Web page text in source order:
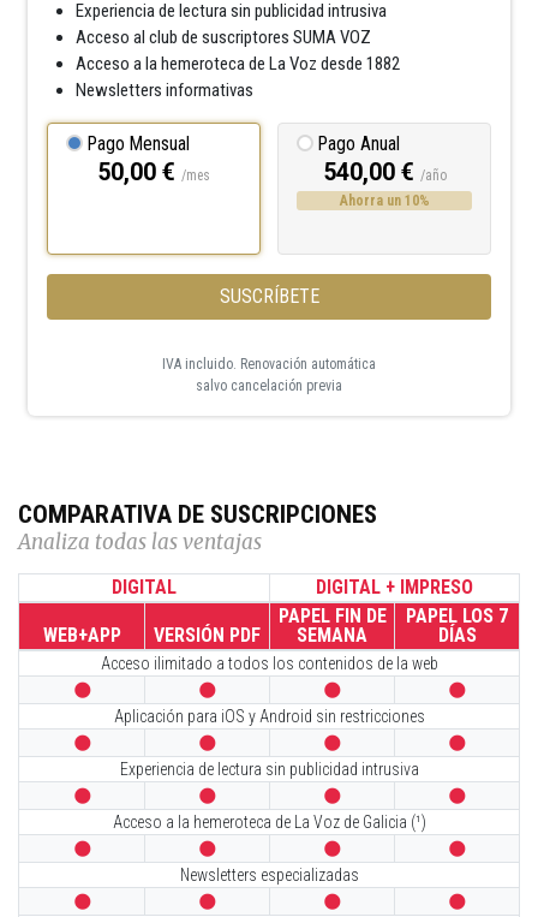
Experiencia de lectura sin publicidad intrusiva
Acceso al club de suscriptores SUMA VOZ
Acceso a la hemeroteca de La Voz desde 1882
Newsletters informativas
Pago Mensual
50,00 € /mes
Pago Anual
540,00 € /año
Ahorra un 10%
SUSCRÍBETE
IVA incluido. Renovación automática
salvo cancelación previa
COMPARATIVA DE SUSCRIPCIONES
Analiza todas las ventajas
DIGITAL DIGITAL + IMPRESO
WEB+APP VERSIÓN PDF
PAPEL FIN DE
SEMANA
PAPEL LOS 7
DÍAS
Acceso ilimitado a todos los contenidos de la web
   
Aplicación para iOS y Android sin restricciones
   
Experiencia de lectura sin publicidad intrusiva
   
Acceso a la hemeroteca de La Voz de Galicia (¹)
   
Newsletters especializadas
   